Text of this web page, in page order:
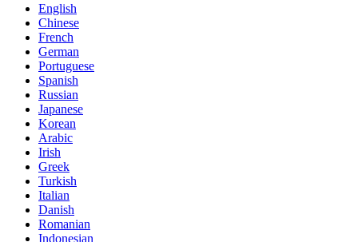
English
Chinese
French
German
Portuguese
Spanish
Russian
Japanese
Korean
Arabic
Irish
Greek
Turkish
Italian
Danish
Romanian
Indonesian